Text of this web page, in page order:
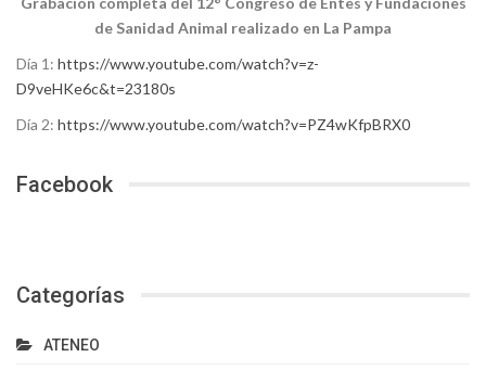
de Sanidad Animal realizado en La Pampa
Día 1: https://www.youtube.com/watch?v=z-
D9veHKe6c&t=23180s
Día 2: https://www.youtube.com/watch?v=PZ4wKfpBRX0
Facebook
Categorías
ATENEO